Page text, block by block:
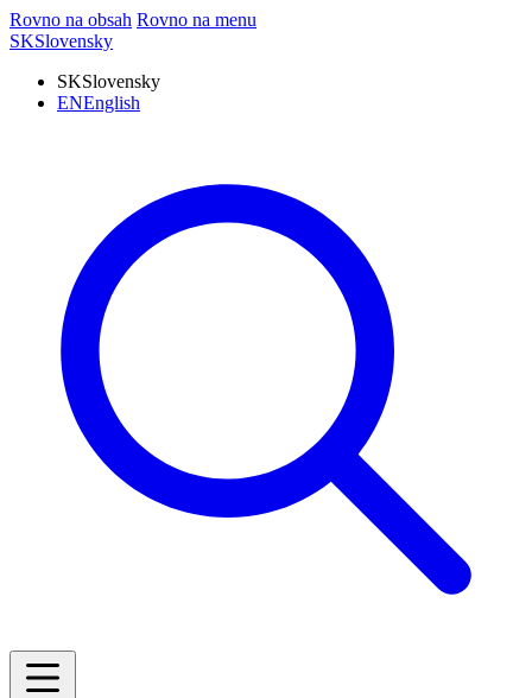
Rovno na obsah Rovno na menu
SKSlovensky
SKSlovensky
ENEnglish